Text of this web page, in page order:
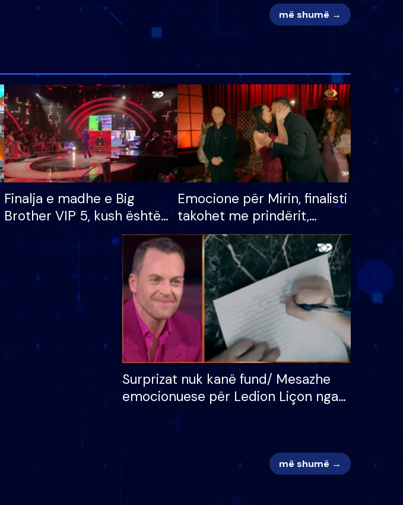
më shumë →
Finalja e madhe e Big
Brother VIP 5, kush është
banori i parë që lë shtëpinë
dhe humb mundësinë për
të fituar çmimin e madh
Emocione për Mirin, finalisti
takohet me prindërit,
vajzën dhe bashkëshorten:
S’kemi ndonjë letër divorci
apo jo?
Surprizat nuk kanë fund/ Mesazhe
emocionuese për Ledion Liçon nga
më shumë →